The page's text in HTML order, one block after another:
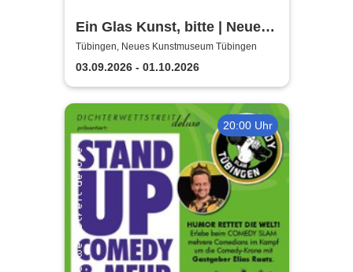
Ein Glas Kunst, bitte | Neues
Kunstmuseum Tübingen
Tübingen, Neues Kunstmuseum Tübingen
03.09.2026 - 01.10.2026
20:00 Uhr